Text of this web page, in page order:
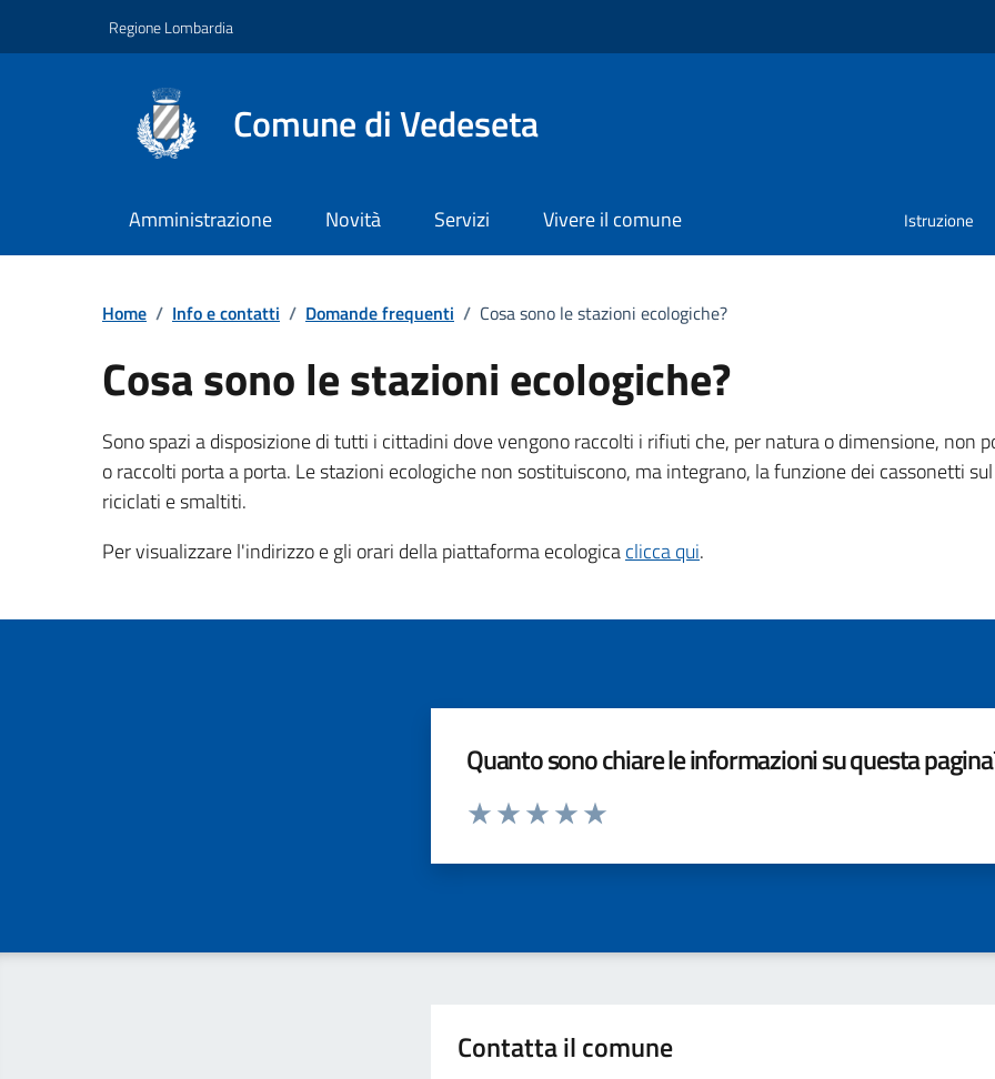
Regione Lombardia
Comune di Vedeseta
Amministrazione Novità Servizi Vivere il comune Istruzione
Dettagli FAQ
Home / Info e contatti / Domande frequenti / Cosa sono le stazioni ecologiche?
Cosa sono le stazioni ecologiche?
Sono spazi a disposizione di tutti i cittadini dove vengono raccolti i rifiuti che, per natura o dimensione, non
o raccolti porta a porta. Le stazioni ecologiche non sostituiscono, ma integrano, la funzione dei cassonetti
riciclati e smaltiti.
Per visualizzare l'indirizzo e gli orari della piattaforma ecologicaclicca qui.
Quanto sono chiare le informazioni su questa
Valuta da 1 a 5 stelle la pagina
Contatta il comune